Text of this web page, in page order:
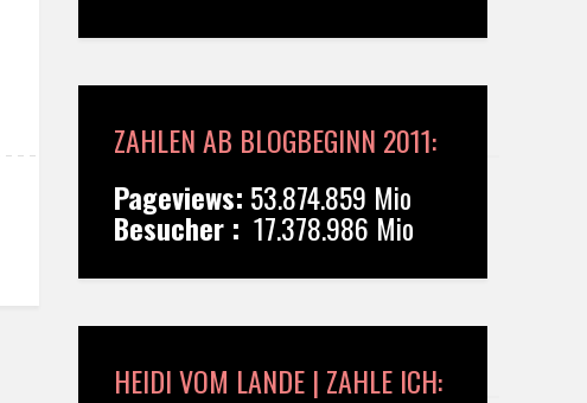
ZAHLEN AB BLOGBEGINN 2011:
Pageviews: 53.874.859 Mio
Besucher : 17.378.986 Mio
HEIDI VOM LANDE | ZAHLE ICH: